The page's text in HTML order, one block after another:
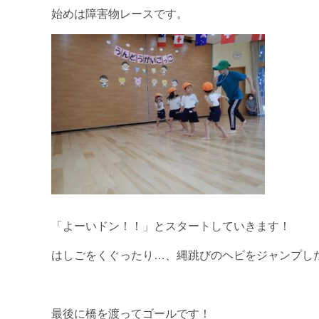
始めは障害物レースです。
「よーいドン！！」とスタートしていきます！
はしごをくぐったり…、縄跳びのヘビをジャンプ
最後に橋を渡ってゴールです！